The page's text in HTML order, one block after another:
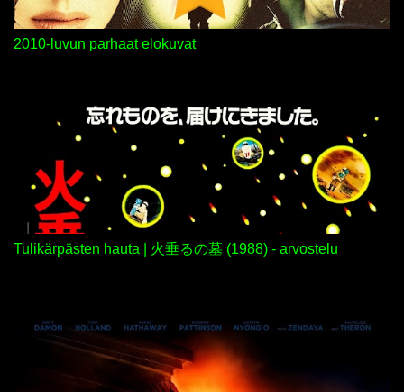
i
2010-luvun parhaat elokuvat
Tulikärpästen hauta | 火垂るの墓 (1988) - arvostelu